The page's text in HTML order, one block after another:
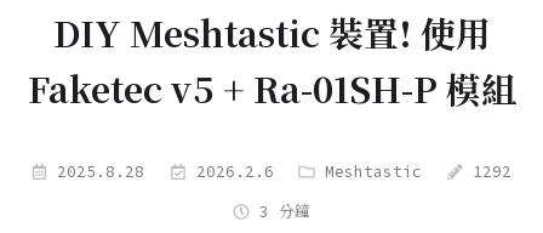
DIY Meshtastic 裝置! 使用
Faketec v5 + Ra-01SH-P 模組
2025.8.28 2026.2.6 Meshtastic 1292
3 分鐘